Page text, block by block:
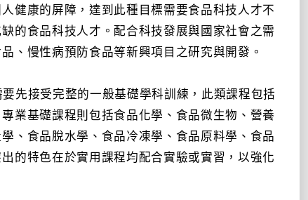
健康的屏障，達到此種目標需要食品科技人才不
的食品科技人才。配合科技發展與國家社會之需
、慢性病預防食品等新興項目之研究與開發。
先接受完整的一般基礎學科訓練，此類課程包括
業基礎課程則包括食品化學、食品微生物、營養
、食品脫水學、食品冷凍學、食品原料學、食品
的特色在於實用課程均配合實驗或實習，以強化